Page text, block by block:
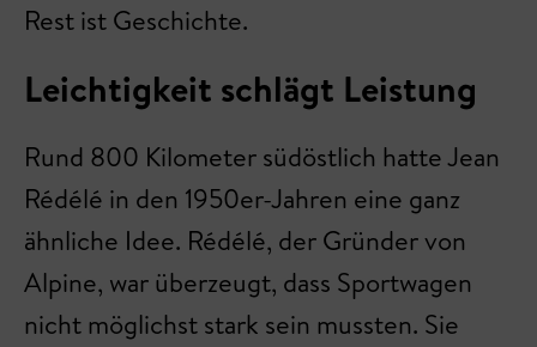
Rest ist Geschichte.
Leichtigkeit schlägt Leistung
Rund 800 Kilometer südöstlich hatte Jean
Rédélé in den 1950er-Jahren eine ganz
ähnliche Idee. Rédélé, der Gründer von
Alpine, war überzeugt, dass Sportwagen
nicht möglichst stark sein mussten. Sie